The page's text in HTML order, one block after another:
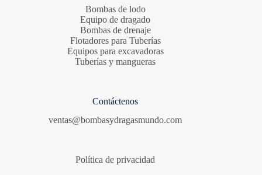
Bombas de lodo
Equipo de dragado
Bombas de drenaje
Flotadores para Tuberías
Equipos para excavadoras
Tuberías y mangueras
Contáctenos
ventas@bombasydragasmundo.com
Política de privacidad